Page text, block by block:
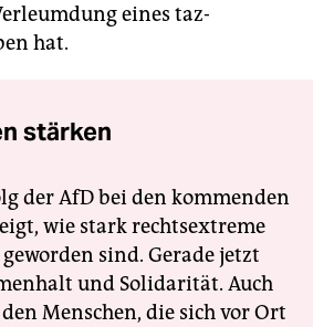
eines taz-
hat.
stärken
der AfD bei den kommenden
wie stark rechtsextreme
sind. Gerade jetzt
und Solidarität. Auch
Menschen, die sich vor Ort